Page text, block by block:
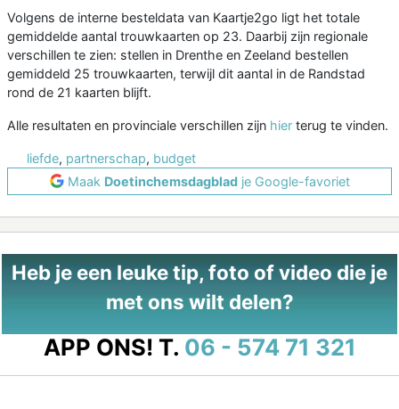
Volgens de interne besteldata van Kaartje2go ligt het totale
gemiddelde aantal trouwkaarten op 23. Daarbij zijn regionale
verschillen te zien: stellen in Drenthe en Zeeland bestellen
gemiddeld 25 trouwkaarten, terwijl dit aantal in de Randstad
rond de 21 kaarten blijft.
Alle resultaten en provinciale verschillen zijn hier terug te vinden.
liefde, partnerschap, budget
Maak Doetinchemsdagbladje Google-favoriet
Heb je een leuke tip, foto of video die je
met ons wilt delen?
APP ONS! T. 06 - 574 71 321